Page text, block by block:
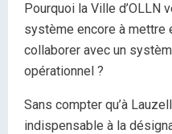
Pourquoi la Ville d’OLLN
système encore à mettre
collaborer avec un
opérationnel ?
Sans compter qu’à
indispensable à la